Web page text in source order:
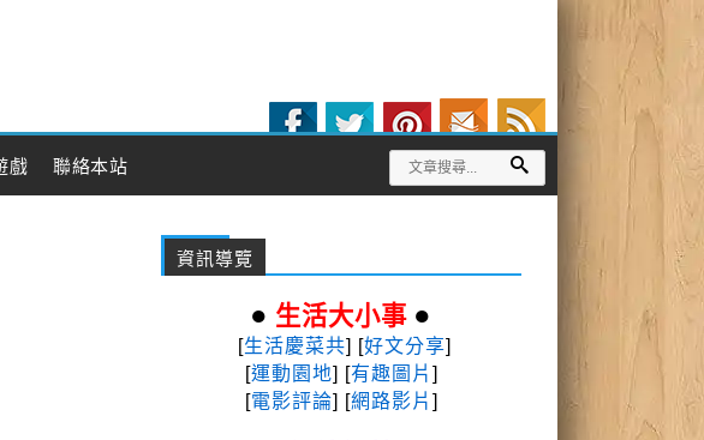
戲 聯絡本站
資訊導覽
● 生活大小事 ●
[生活慶菜共] [好文分享]
[運動園地] [有趣圖片 ]
[電影評論] [網路影片 ]